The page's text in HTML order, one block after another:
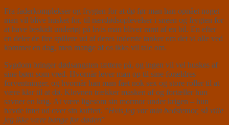
Fra faderkomplekser og frygten for at dø før man han opnået noget
man vil blive husket for, til nærdødsoplevelser i sneen og frygten for
at have beskidt undertøj på hvis man bliver ramt af en bil. En efter
en deler de fire spillere ud af deres inderste tanker om det vi alle ved
kommer en dag, men mange af os ikke vil tale om.
Sygdom bringer dødsangsten tættere på, og ingen vil vel huskes af
sine børn som vred. Hvornår lever man op til sine forældres
forventninger, og hvornår han man fået nok sex og store roller til at
være klar til at dø. Klovnen trækker masken af og fortæller hun
savner en krig. At være ligesom sin mormor under krigen – hun
havde intet ud over sin kuffert. ”Hvis jeg var min bedstemor, så ville
jeg ikke være bange for døden”